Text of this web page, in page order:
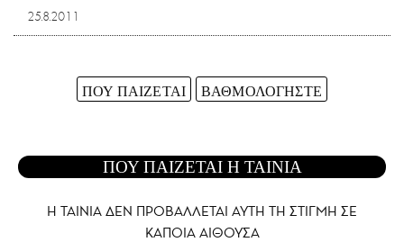
25.8.2011
ΠΟΥ ΠΑΙΖΕΤΑΙ ΒΑΘΜΟΛΟΓΗΣΤΕ
ΠΟΥ ΠΑΙΖΕΤΑΙ Η ΤΑΙΝΙΑ
Η ΤΑΙΝΙΑ ΔΕΝ ΠΡΟΒΑΛΛΕΤΑΙ AYTH ΤΗ ΣΤΙΓΜΗ ΣΕ
ΚΑΠΟΙΑ ΑΙΘΟΥΣΑ